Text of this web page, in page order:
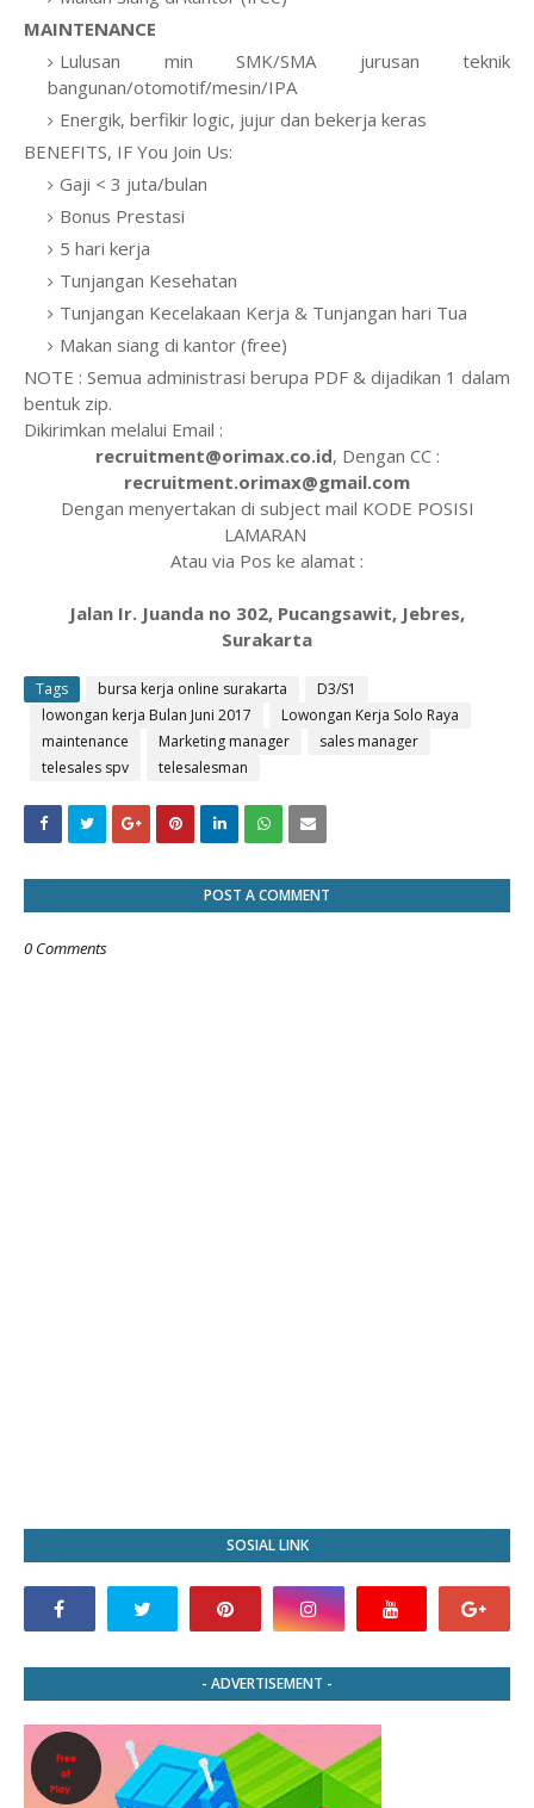
MAINTENANCE
Lulusan min SMK/SMA jurusan teknik
bangunan/otomotif/mesin/IPA
Energik, berfikir logic, jujur dan bekerja keras
BENEFITS, IF You Join Us:
Gaji < 3 juta/bulan
Bonus Prestasi
5 hari kerja
Tunjangan Kesehatan
Tunjangan Kecelakaan Kerja & Tunjangan hari Tua
Makan siang di kantor (free)
NOTE : Semua administrasi berupa PDF & dijadikan 1 dalam
bentuk zip.
Dikirimkan melalui Email :
recruitment@orimax.co.id, Dengan CC :
recruitment.orimax@gmail.com
Dengan menyertakan di subject mail KODE POSISI
LAMARAN
Atau via Pos ke alamat :
Jalan Ir. Juanda no 302, Pucangsawit, Jebres,
Surakarta
Tags bursa kerja online surakarta
D3/S1
lowongan kerja Bulan Juni 2017
Lowongan Kerja Solo Raya
maintenance
Marketing manager
sales manager
telesales spv
telesalesman
POST A COMMENT
0 Comments
SOSIAL LINK
- ADVERTISEMENT -